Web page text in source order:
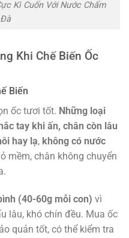
Kì Cuốn Với Nước Chấm
Khi Chế Biến Ốc
Biến
ốc tươi tốt. Những loại
tay khi ấn, chân còn lâu
hay lạ, không có nước
mềm, chân không chuyển
(40-60g mỗi con) vì
lâu, khó chín đều. Mua ốc
quản tốt, có thể kiểm tra